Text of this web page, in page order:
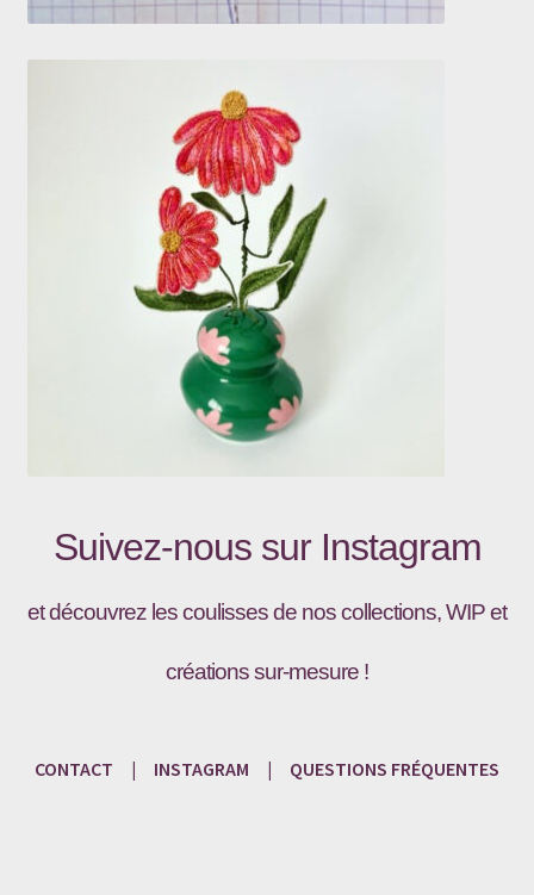
Suivez-nous sur Instagram
et découvrez les coulisses de nos collections, WIP et
créations sur-mesure !
CONTACT | INSTAGRAM | QUESTIONS FRÉQUENTES